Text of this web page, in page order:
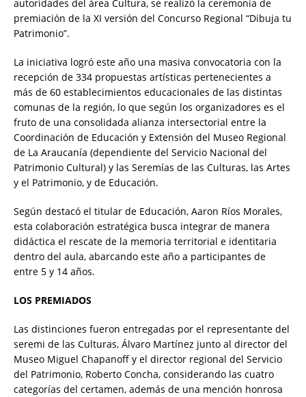
autoridades del área Cultura, se realizó la ceremonia de
premiación de la XI versión del Concurso Regional “Dibuja tu
Patrimonio”.
La iniciativa logró este año una masiva convocatoria con la
recepción de 334 propuestas artísticas pertenecientes a
más de 60 establecimientos educacionales de las distintas
comunas de la región, lo que según los organizadores es el
fruto de una consolidada alianza intersectorial entre la
Coordinación de Educación y Extensión del Museo Regional
de La Araucanía (dependiente del Servicio Nacional del
Patrimonio Cultural) y las Seremías de las Culturas, las Artes
y el Patrimonio, y de Educación.
Según destacó el titular de Educación, Aaron Ríos Morales,
esta colaboración estratégica busca integrar de manera
didáctica el rescate de la memoria territorial e identitaria
dentro del aula, abarcando este año a participantes de
entre 5 y 14 años.
LOS PREMIADOS
Las distinciones fueron entregadas por el representante del
seremi de las Culturas, Álvaro Martínez junto al director del
Museo Miguel Chapanoff y el director regional del Servicio
del Patrimonio, Roberto Concha, considerando las cuatro
categorías del certamen, además de una mención honrosa